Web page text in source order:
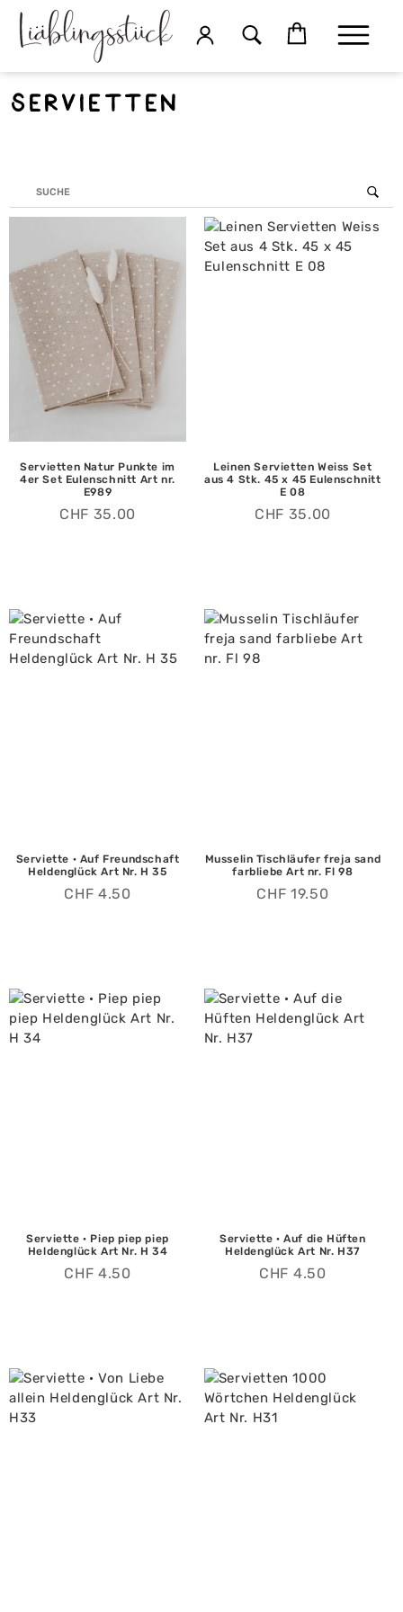
Servietten
Servietten Natur Punkte im
4er Set Eulenschnitt Art nr.
E989
CHF 35.00
Leinen Servietten Weiss Set
aus 4 Stk. 45 x 45 Eulenschnitt
E 08
CHF 35.00
Serviette · Auf Freundschaft
Heldenglück Art Nr. H 35
CHF 4.50
Musselin Tischläufer freja sand
farbliebe Art nr. Fl 98
CHF 19.50
Serviette · Piep piep piep
Heldenglück Art Nr. H 34
CHF 4.50
Serviette · Auf die Hüften
Heldenglück Art Nr. H37
CHF 4.50